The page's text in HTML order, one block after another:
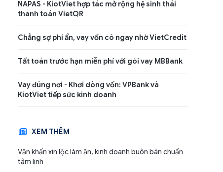
NAPAS - KiotViet hợp tác mở rộng hệ sinh thái
thanh toán VietQR
Chẳng sợ phí ẩn, vay vốn có ngay nhờ VietCredit
Tất toán trước hạn miễn phí với gói vay MBBank
Vay đúng nơi - Khơi dòng vốn: VPBank và
KiotViet tiếp sức kinh doanh
XEM THÊM
Văn khấn xin lộc làm ăn, kinh doanh buôn bán chuẩn
tâm linh